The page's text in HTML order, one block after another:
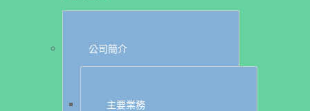
公司簡介
主要業務